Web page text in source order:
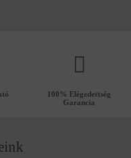
100% Elégedettség
Garancia